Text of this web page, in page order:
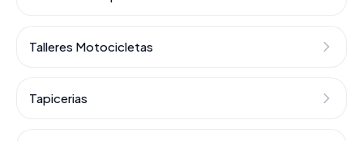
Talleres Motocicletas
Tapicerias